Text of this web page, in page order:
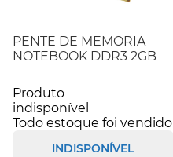
PENTE DE MEMORIA
NOTEBOOK DDR3 2GB
Produto
indisponível
Todo estoque foi vendido
INDISPONÍVEL